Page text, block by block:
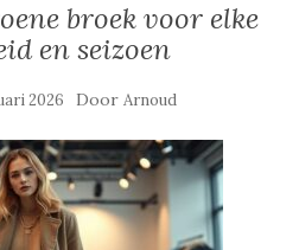
broek voor elke
en seizoen
2026 Door Arnoud